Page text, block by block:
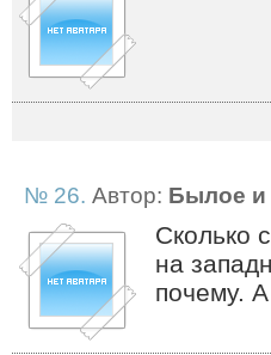
№ 26. Автор: Былое
Сколько
на
почему.